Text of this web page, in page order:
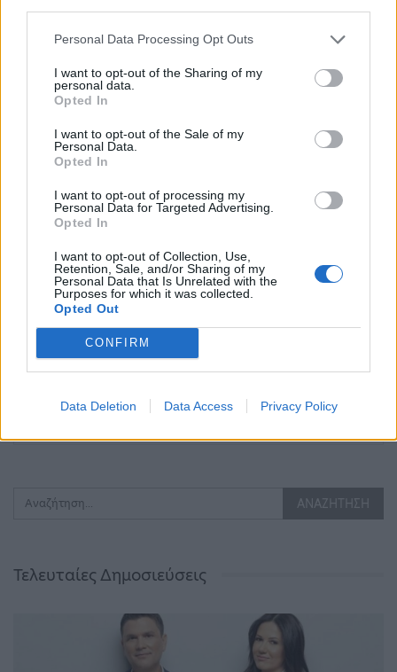
Personal Data Processing Opt Outs
I want to opt-out of the Sharing of my
personal data.
Opted In
I want to opt-out of the Sale of my
Personal Data.
Opted In
I want to opt-out of processing my
Personal Data for Targeted Advertising.
Opted In
I want to opt-out of Collection, Use,
Retention, Sale, and/or Sharing of my
Personal Data that Is Unrelated with the
Purposes for which it was collected.
Opted Out
CONFIRM
Data Deletion Data Access Privacy Policy
Ένας στους 4 αναιρεί
τα οφέλη των
υγιεινών γευμάτων με
ανθυγιεινά σνακ
Σαββατοκύριακο οι
ακτιβιστές για τα
ΔΙΕΘΝΉ
δέχθηκε σεξουαλική
επίθεση on air
ΟΙΚΟΝΟΜΊΑ
ευρώ στην Ελλάδα –…
ΠΡΟΗΓΟΎΜΕΝΗ ΣΕΛΊΔΑ ΕΠΌΜΕΝΗ ΣΕΛΊΔΑ
Τελευταίες Δημοσιεύσεις